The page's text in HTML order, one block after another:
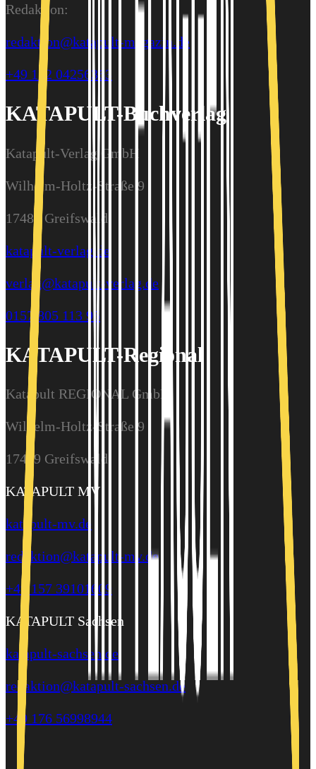
Redaktion:
redaktion@katapult-magazin.de
+49 152 04256363
KATAPULT-Buchverlag
Katapult-Verlag GmbH
Wilhelm-Holtz-Straße 9
17489 Greifswald
katapult-verlag.de
verlag@katapult-verlag.de
0157 805 113 95
KATAPULT-Regional
Katapult REGIONAL GmbH
Wilhelm-Holtz-Straße 9
17489 Greifswald
KATAPULT MV
katapult-mv.de
redaktion@katapult-mv.de
+49 157 39101609
KATAPULT Sachsen
katapult-sachsen.de
redaktion@katapult-sachsen.de
+49 176 56998944